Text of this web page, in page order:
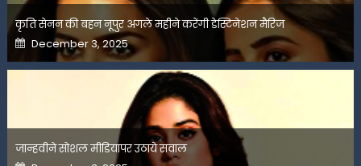
कृति सेनन की बहन नूपुर अगले महीने करेंगी डेस्टिनेशन मैरिज
Posted
on
December 3, 2025
जान्हवीने सोशल मीडियापर उठाये सवाल